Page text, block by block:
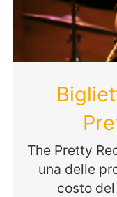
The Pretty
una delle
costo